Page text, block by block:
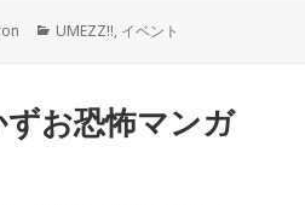
カ
ー
UMEZZ!!, イベント
お恐怖マンガ